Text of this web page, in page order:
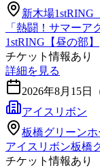
新木場1stRING
「熱闘！サマーア
1stRING【昼の部】
チケット情報あり
詳細を見る
2026年8月15日
アイスリボン
板橋グリーンホ
アイスリボン板橋
チケット情報あり